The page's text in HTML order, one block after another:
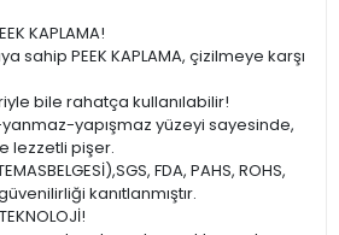
KAPLAMA!
sahip PEEK KAPLAMA, çizilmeye karşı
bile rahatça kullanılabilir!
yapışmaz yüzeyi sayesinde,
lezzetli pişer.
FDA, PAHS, ROHS,
kanıtlanmıştır.